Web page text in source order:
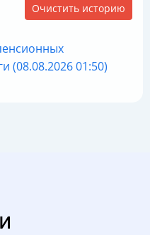
Очистить историю
(08.08.2026 01:50)